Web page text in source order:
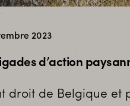
2023
d’action
droit de Belgique et